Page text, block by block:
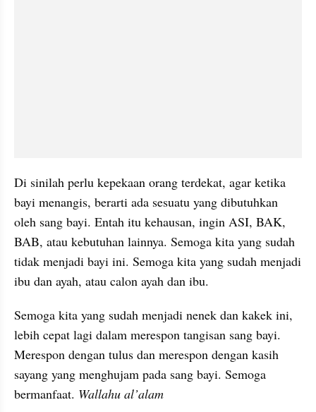
Di sinilah perlu kepekaan orang terdekat, agar ketika
bayi menangis, berarti ada sesuatu yang dibutuhkan
oleh sang bayi. Entah itu kehausan, ingin ASI, BAK,
BAB, atau kebutuhan lainnya. Semoga kita yang sudah
tidak menjadi bayi ini. Semoga kita yang sudah menjadi
ibu dan ayah, atau calon ayah dan ibu.
Semoga kita yang sudah menjadi nenek dan kakek ini,
lebih cepat lagi dalam merespon tangisan sang bayi.
Merespon dengan tulus dan merespon dengan kasih
sayang yang menghujam pada sang bayi. Semoga
bermanfaat. Wallahu al’alam